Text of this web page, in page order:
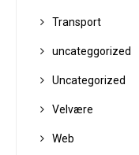
Transport
uncateggorized
Uncategorized
Velvære
Web